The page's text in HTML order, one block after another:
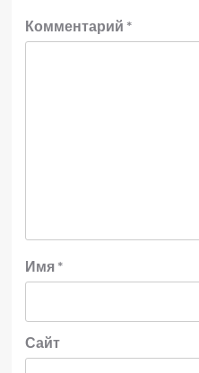
Комментарий *
Имя *
Сайт